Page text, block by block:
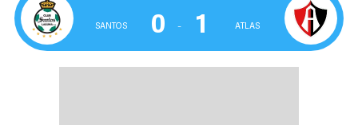
SANTOS 0 ‒ 1 ATLAS